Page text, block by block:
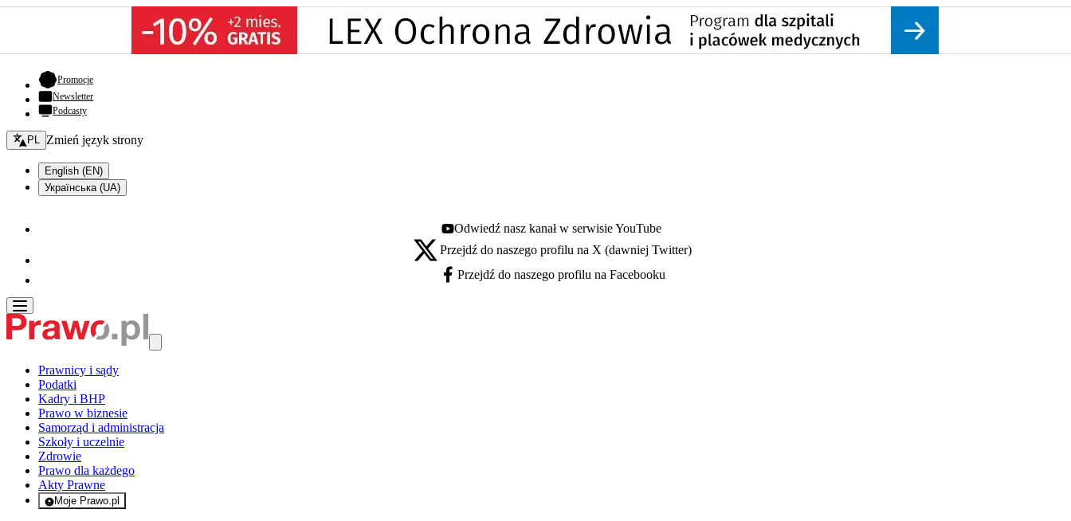
Promocje- otwiera się w nowej karcie
Newsletter
Podcasty
Zmień język - bieżący:
PL Zmień język strony
English (EN)
Українська (UA)
Youtube - otwiera się w nowej karcie
Odwiedź nasz kanał w serwisie YouTube
X - otwiera się w nowej karcie
Przejdź do naszego profilu na X (dawniej Twitter)
Facebook - otwiera się w nowej karcie
Przejdź do naszego profilu na Facebooku
Prawnicy i sądy
Podatki
Kadry i BHP
Prawo w biznesie
Samorząd i administracja
Szkoły i uczelnie
Zdrowie
Prawo dla każdego
Akty Prawne
Moje Prawo.pl
- rejestracja i logowanie do serwisu